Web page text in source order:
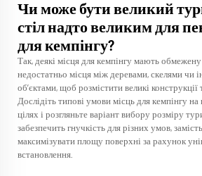
Чи може бути великий
стіл надто великим для
для кемпінгу?
Так, деякі місця для кемпінгу мають
недостатньо місця між деревами, скелями
об’єктами, щоб розмістити великі конструкції
Дослідіть типові умови місць для кемпінгу
цілях і розгляньте варіант вибору розміру
забезпечить гнучкість для різних умов,
максимізувати площу поверхні за рахунок
встановлення.